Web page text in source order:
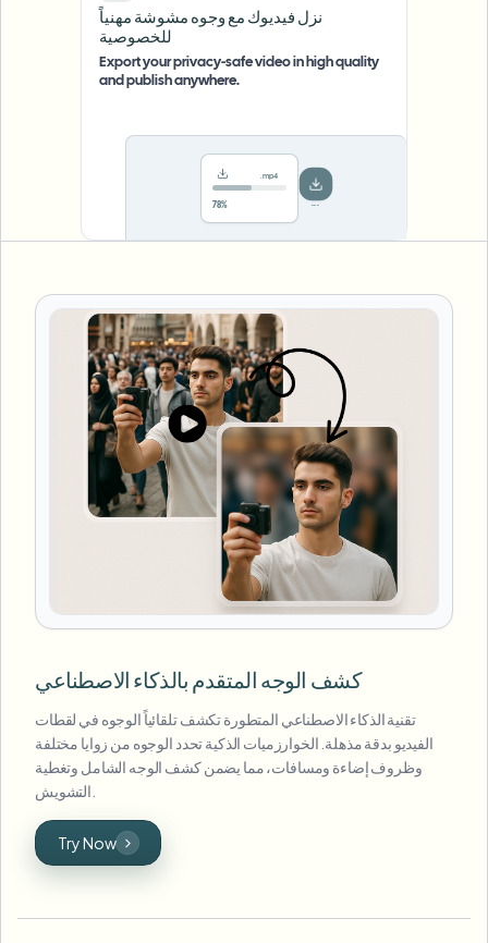
نزل فيديوك مع وجوه مشوشة مهنياً
للخصوصية
Export your privacy-safe video in high quality
and publish anywhere.
.mp4
Saved! Done
كشف الوجه المتقدم بالذكاء الاصطناعي
تقنية الذكاء الاصطناعي المتطورة تكشف تلقائياً الوجوه في لقطات
الفيديو بدقة مذهلة. الخوارزميات الذكية تحدد الوجوه من زوايا مختلفة
وظروف إضاءة ومسافات، مما يضمن كشف الوجه الشامل وتغطية
Try Now